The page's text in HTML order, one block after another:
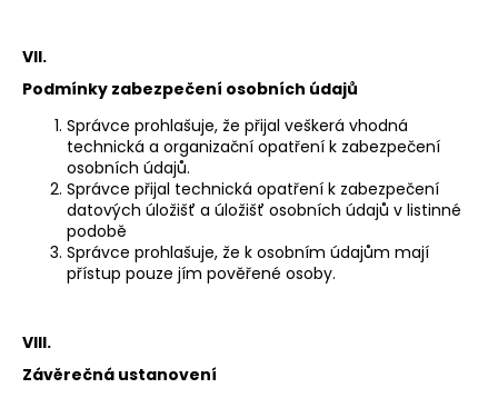
VII.
Podmínky zabezpečení osobních údajů
Správce prohlašuje, že přijal veškerá vhodná
technická a organizační opatření k zabezpečení
osobních údajů.
Správce přijal technická opatření k zabezpečení
datových úložišť a úložišť osobních údajů v listinné
podobě
Správce prohlašuje, že k osobním údajům mají
přístup pouze jím pověřené osoby.
VIII.
Závěrečná ustanovení